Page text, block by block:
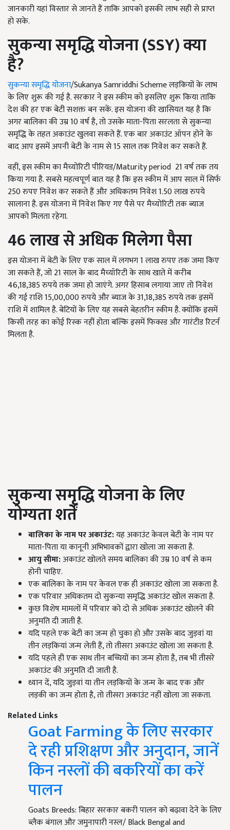
जानकारी यहां विस्तार से जानते हैं ताकि आपको इसकी लाभ सही से प्राप्त
हो सके.
सुकन्या समृद्धि योजना (SSY)क्या
है?
सुकन्या समृद्धि योजना/Sukanya Samriddhi Scheme लड़कियों के लाभ
के लिए शुरू की गई है. सरकार ने इस स्कीम को इसलिए शुरू किया ताकि
देश की हर एक बेटी सशक्त बन सकें. इस योजना की खासियत यह है कि
अगर बालिका की उम्र 10 वर्ष है, तो उसके माता-पिता सरलता से सुकन्या
समृद्धि के तहत अकाउंट खुलवा सकते हैं. एक बार अकाउंट ऑपन होने के
बाद आप इसमें अपनी बेटी के नाम से 15 साल तक निवेश कर सकते हैं.
वहीं, इस स्कीम का मैच्योरिटी पीरियड/Maturity period 21 वर्ष तक तय
किया गया है. सबसे महत्वपूर्ण बात यह है कि इस स्कीम में आप साल में सिर्फ
250 रुपए निवेश कर सकते हैं और अधिकतम निवेश 1.50 लाख रुपये
सालाना है. इस योजना में निवेश किए गए पैसे पर मैच्योरिटी तक ब्याज
आपको मिलता रहेगा.
46 लाख से अधिक मिलेगा पैसा
इस योजना में बेटी के लिए एक साल में लगभग 1 लाख रुपए तक जमा किए
जा सकते हैं, जो 21 साल के बाद मैच्यॉरिटी के साथ खाते में करीब
46,18,385 रुपये तक जमा हो जाएंगे. अगर हिसाब लगाया जाए तो निवेश
की गई राशि 15,00,000 रुपये और ब्याज के 31,18,385 रुपये तक इसमें
राशि में शामिल है. बेटियों के लिए यह सबसे बेहतरीन स्कीम है. क्योंकि इसमें
किसी तरह का कोई रिस्क नहीं होता बल्कि इसमें फिक्स्ड और गारंटीड रिटर्न
मिलता है.
सुकन्या समृद्धि योजना के लिए
योग्यता शर्तें
बालिका के नाम पर अकाउंट:यह अकाउंट केवल बेटी के नाम पर
माता-पिता या कानूनी अभिभावकों द्वारा खोला जा सकता है.
आयु सीमा:अकाउंट खोलते समय बालिका की उम्र 10 वर्ष से कम
होनी चाहिए.
एक बालिका के नाम पर केवल एक ही अकाउंट खोला जा सकता है.
एक परिवार अधिकतम दो सुकन्या समृद्धि अकाउंट खोल सकता है.
कुछ विशेष मामलों में परिवार को दो से अधिक अकाउंट खोलने की
अनुमति दी जाती है.
यदि पहले एक बेटी का जन्म हो चुका हो और उसके बाद जुड़वां या
तीन लड़कियां जन्म लेती हैं, तो तीसरा अकाउंट खोला जा सकता है.
यदि पहले ही एक साथ तीन बच्चियों का जन्म होता है, तब भी तीसरे
अकाउंट की अनुमति दी जाती है.
ध्यान दें, यदि जुड़वां या तीन लड़कियों के जन्म के बाद एक और
लड़की का जन्म होता है, तो तीसरा अकाउंट नहीं खोला जा सकता.
Related Links
Goat Farming के लिए सरकार
दे रही प्रशिक्षण और अनुदान, जानें
किन नस्लों की बकरियों का करें
पालन
Goats Breeds: बिहार सरकार बकरी पालन को बढ़ावा देने के लिए
ब्लैक बंगाल और जमुनापारी नस्ल/ Black Bengal and